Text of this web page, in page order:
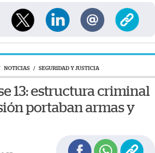
NOTICIAS / SEGURIDAD Y JUSTICIA
13: estructura criminal
portaban armas y